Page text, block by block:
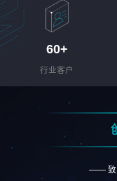
60+
行业客户
—— 致